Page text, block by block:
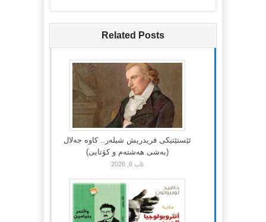
Related Posts
ئێستێتیکی فریدریش شیلەر.. کاوە جەلال
(بەشی هەشتەم و کۆتایی)
ئاب 6, 2026